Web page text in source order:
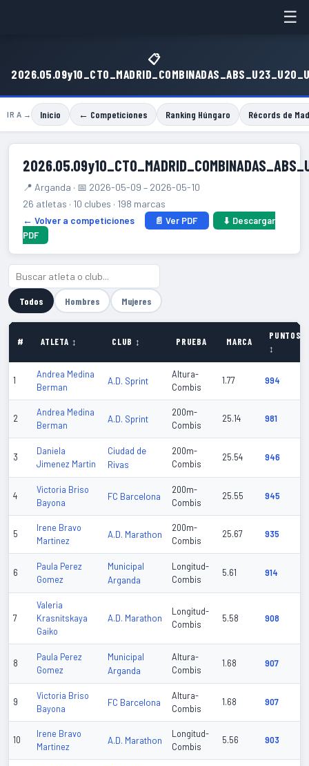
☰
📋
IR A → Inicio ← Competiciones Ranking Húngaro Récords de
📍 Arganda · 📅 2026-05-09 – 2026-05-10
26 atletas · 10 clubes · 198 marcas
← Volver a competiciones
📄 Ver PDF
⬇ Descargar
PDF
Todos Hombres Mujeres
# ATLETA ↕ CLUB ↕ PRUEBA MARCA
PUNTOS
↕
1
Andrea Medina
Berman
A.D. Sprint
Altura-
Combis
1.77 994
2
Andrea Medina
Berman
A.D. Sprint
200m-
Combis
25.14 981
3
Daniela
Jimenez Martin
Ciudad de
Rivas
200m-
Combis
25.54 946
4
Victoria Briso
Bayona
FC Barcelona
200m-
Combis
25.55 945
5
Irene Bravo
Martinez
A.D. Marathon
200m-
Combis
25.67 935
6
Paula Perez
Gomez
Municipal
Arganda
Longitud-
Combis
5.61 914
7
Valeria
Krasnitskaya
Gaiko
A.D. Marathon
Longitud-
Combis
5.58 908
8
Paula Perez
Gomez
Municipal
Arganda
Altura-
Combis
1.68 907
9
Victoria Briso
Bayona
FC Barcelona
Altura-
Combis
1.68 907
10
Irene Bravo
Martinez
A.D. Marathon
Longitud-
Combis
5.56 903